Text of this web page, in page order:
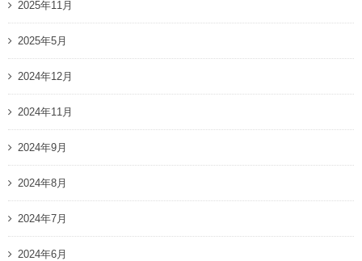
2025年11月
2025年5月
2024年12月
2024年11月
2024年9月
2024年8月
2024年7月
2024年6月